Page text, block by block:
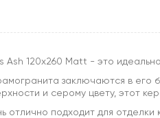
Ash 120x260 Matt - это
заключаются в его
и серому цвету, этот
отлично подходит для